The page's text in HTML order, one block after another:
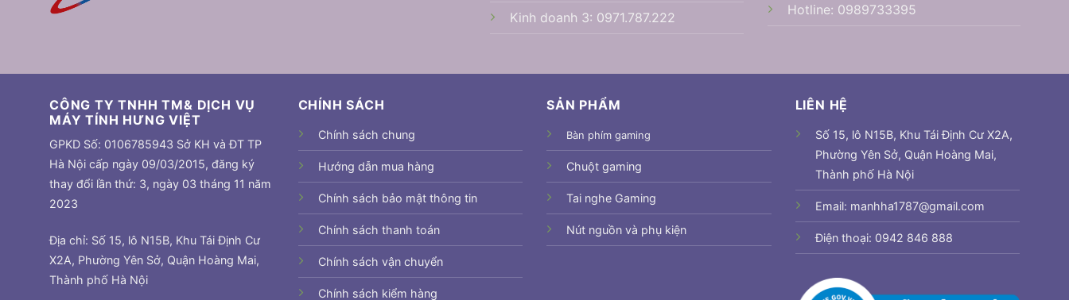
Kinh doanh 3: 0971.787.222 Hotline: 0989733395
CÔNG TY TNHH TM& DỊCH VỤ
MÁY TÍNH HƯNG VIỆT
GPKD Số: 0106785943 Sở KH và ĐT TP
Hà Nội cấp ngày 09/03/2015, đăng ký
thay đổi lần thứ: 3, ngày 03 tháng 11 năm
2023
Địa chỉ: Số 15, lô N15B, Khu Tái Định Cư
X2A, Phường Yên Sở, Quận Hoàng Mai,
Thành phố Hà Nội
CHÍNH SÁCH
Chính sách chung
Hướng dẫn mua hàng
Chính sách bảo mật thông tin
Chính sách thanh toán
Chính sách vận chuyển
Chính sách kiểm hàng
SẢN PHẨM
Bàn phím gaming
Chuột gaming
Tai nghe Gaming
Nút nguồn và phụ kiện
LIÊN HỆ
Số 15, lô N15B, Khu Tái Định Cư X2A,
Phường Yên Sở, Quận Hoàng Mai,
Thành phố Hà Nội
Email: manhha1787@gmail.com
Điện thoại: 0942 846 888